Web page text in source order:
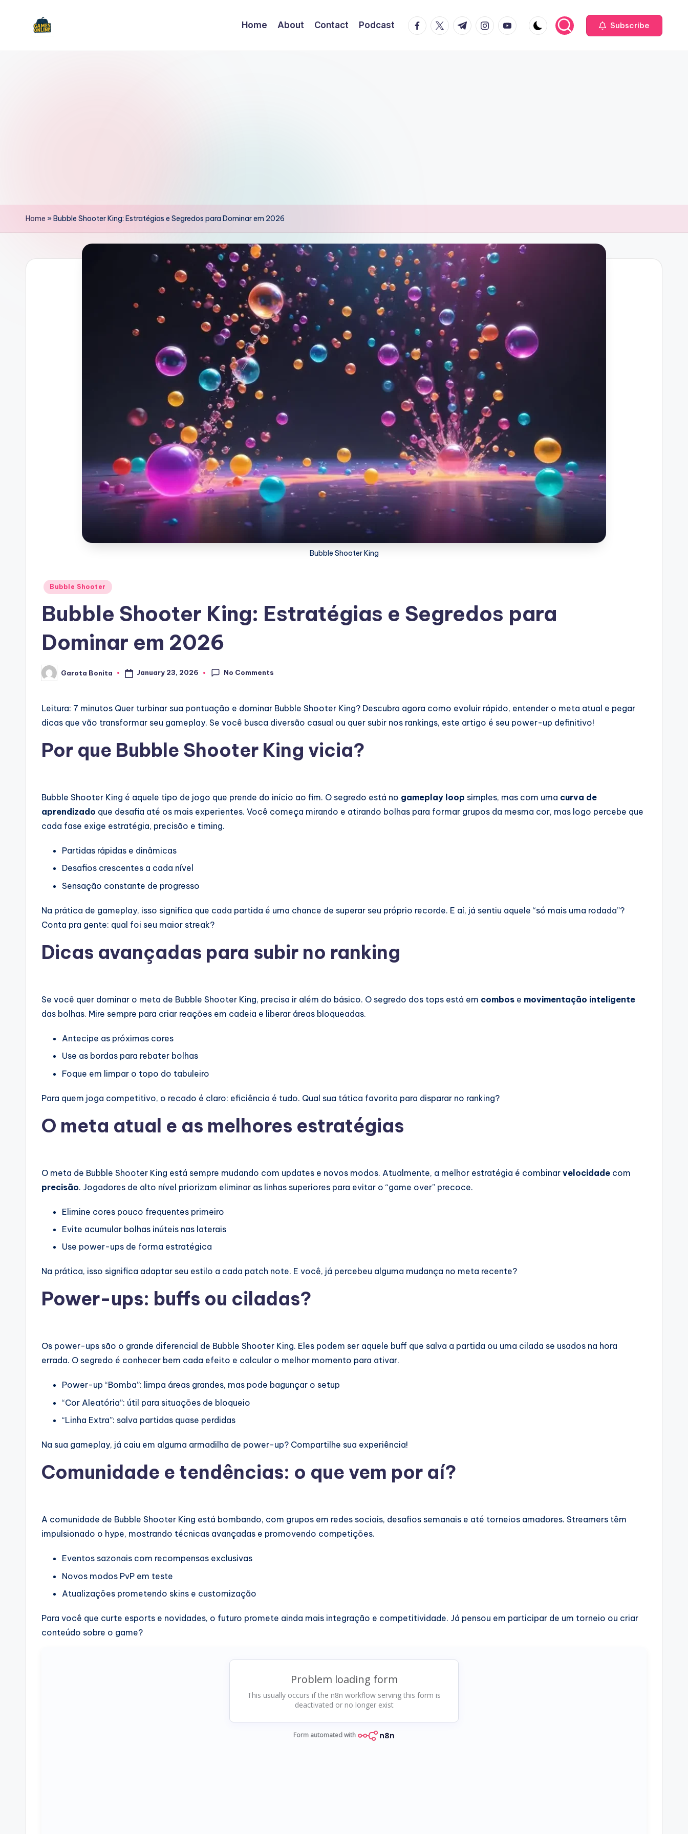
F
Home About Contact Podcast facebook.com
twitter.com
t.me instagram.com
youtube.com Subscribe
Home »Bubble Shooter King: Estratégias e Segredos para Dominar em 2026
Bubble Shooter King
Posted
Bubble Shooter
Bubble Shooter King: Estratégias e Segredos para
Dominar em 2026
Posted
by
Garota Bonita January 23, 2026 No Comments
Leitura: 7 minutos Quer turbinar sua pontuação e dominar Bubble Shooter King? Descubra agora como evoluir rápido, entender o meta atual e pegar
dicas que vão transformar seu gameplay. Se você busca diversão casual ou quer subir nos rankings, este artigo é seu power-up definitivo!
Por que Bubble Shooter King vicia?
Bubble Shooter King é aquele tipo de jogo que prende do início ao fim. O segredo está no gameplay loop simples, mas com uma curva de
aprendizado que desafia até os mais experientes. Você começa mirando e atirando bolhas para formar grupos da mesma cor, mas logo percebe que
cada fase exige estratégia, precisão e timing.
Partidas rápidas e dinâmicas
Desafios crescentes a cada nível
Sensação constante de progresso
Na prática de gameplay, isso significa que cada partida é uma chance de superar seu próprio recorde. E aí, já sentiu aquele “só mais uma rodada”?
Conta pra gente: qual foi seu maior streak?
Dicas avançadas para subir no ranking
Se você quer dominar o meta de Bubble Shooter King, precisa ir além do básico. O segredo dos tops está em combos e movimentação inteligente
das bolhas. Mire sempre para criar reações em cadeia e liberar áreas bloqueadas.
Antecipe as próximas cores
Use as bordas para rebater bolhas
Foque em limpar o topo do tabuleiro
Para quem joga competitivo, o recado é claro: eficiência é tudo. Qual sua tática favorita para disparar no ranking?
O meta atual e as melhores estratégias
O meta de Bubble Shooter King está sempre mudando com updates e novos modos. Atualmente, a melhor estratégia é combinar velocidade com
precisão. Jogadores de alto nível priorizam eliminar as linhas superiores para evitar o “game over” precoce.
Elimine cores pouco frequentes primeiro
Evite acumular bolhas inúteis nas laterais
Use power-ups de forma estratégica
Na prática, isso significa adaptar seu estilo a cada patch note. E você, já percebeu alguma mudança no meta recente?
Power-ups: buffs ou ciladas?
Os power-ups são o grande diferencial de Bubble Shooter King. Eles podem ser aquele buff que salva a partida ou uma cilada se usados na hora
errada. O segredo é conhecer bem cada efeito e calcular o melhor momento para ativar.
Power-up “Bomba”: limpa áreas grandes, mas pode bagunçar o setup
“Cor Aleatória”: útil para situações de bloqueio
“Linha Extra”: salva partidas quase perdidas
Na sua gameplay, já caiu em alguma armadilha de power-up? Compartilhe sua experiência!
Comunidade e tendências: o que vem por aí?
A comunidade de Bubble Shooter King está bombando, com grupos em redes sociais, desafios semanais e até torneios amadores. Streamers têm
impulsionado o hype, mostrando técnicas avançadas e promovendo competições.
Eventos sazonais com recompensas exclusivas
Novos modos PvP em teste
Atualizações prometendo skins e customização
Para você que curte esports e novidades, o futuro promete ainda mais integração e competitividade. Já pensou em participar de um torneio ou criar
conteúdo sobre o game?